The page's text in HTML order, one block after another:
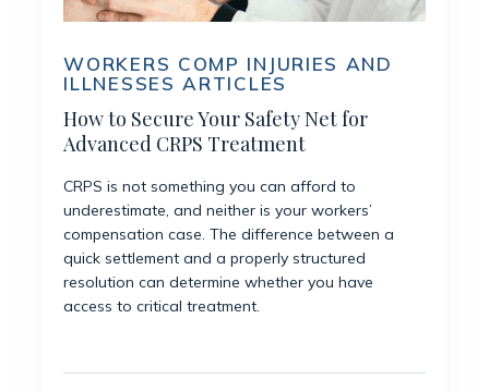
WORKERS COMP INJURIES AND
ILLNESSES ARTICLES
How to Secure Your Safety Net for
Advanced CRPS Treatment
CRPS is not something you can afford to
underestimate, and neither is your workers’
compensation case. The difference between a
quick settlement and a properly structured
resolution can determine whether you have
access to critical treatment.